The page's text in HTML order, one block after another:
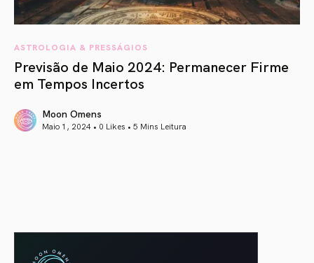
ASTROLOGIA & PRESSÁGIOS
Previsão de Maio 2024: Permanecer Firme
em Tempos Incertos
Moon Omens
Maio 1, 2024 • 0 Likes • 5 Mins Leitura